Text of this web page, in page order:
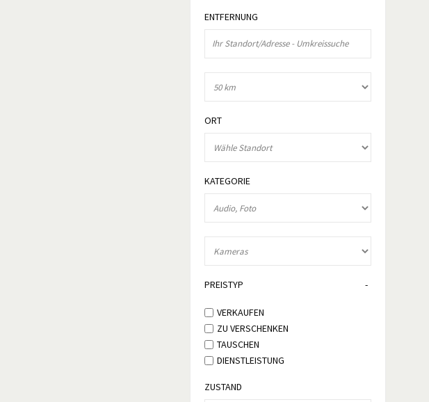
ENTFERNUNG
ORT
KATEGORIE
PREISTYP
VERKAUFEN
ZU VERSCHENKEN
TAUSCHEN
DIENSTLEISTUNG
ZUSTAND